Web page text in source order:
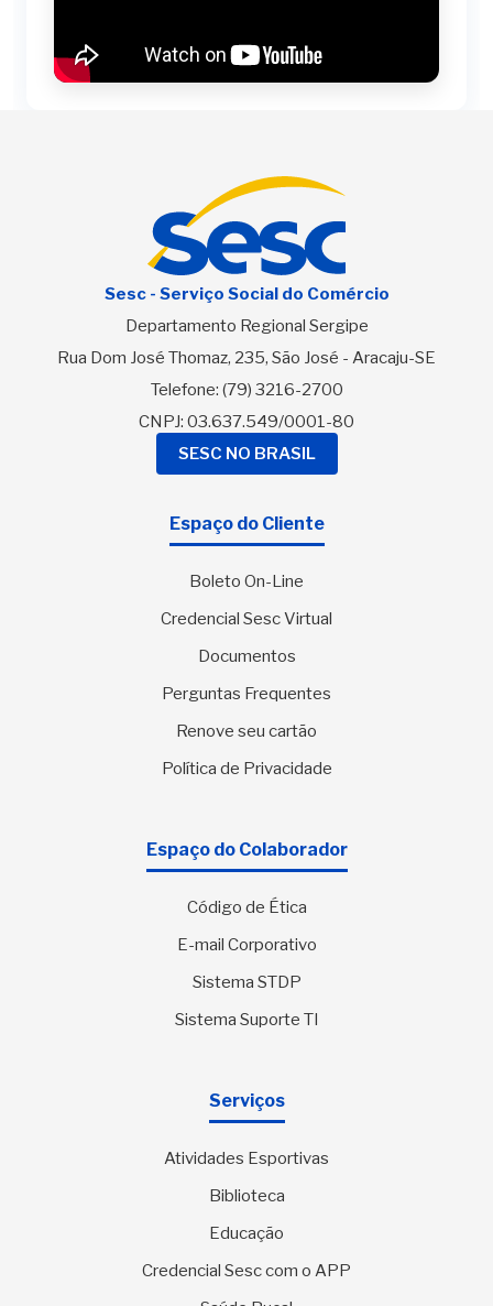
Sesc - Serviço Social do Comércio
Departamento Regional Sergipe
Rua Dom José Thomaz, 235, São José - Aracaju-SE
Telefone: (79) 3216-2700
CNPJ: 03.637.549/0001-80
SESC NO BRASIL
Espaço do Cliente
Boleto On-Line
Credencial Sesc Virtual
Documentos
Perguntas Frequentes
Renove seu cartão
Política de Privacidade
Espaço do Colaborador
Código de Ética
E-mail Corporativo
Sistema STDP
Sistema Suporte TI
Serviços
Atividades Esportivas
Biblioteca
Educação
Credencial Sesc com o APP